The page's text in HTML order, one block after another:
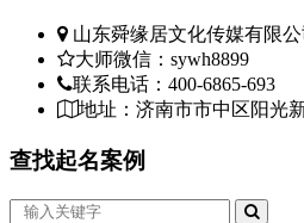
山东舜缘居文化传媒有限公
大师微信：sywh8899
联系电话：400-6865-693
地址：济南市市中区阳光
查找起名案例